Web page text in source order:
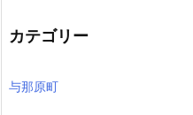
カテゴリー
与那原町